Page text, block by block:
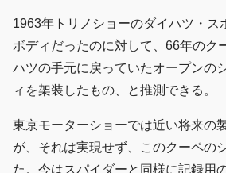
1963年トリノショーのダイハツ・ス
ボディだったのに対して、66年のク
ハツの手元に戻っていたオープンの
ィを架装したもの、と推測できる。
東京モーターショーでは近い将来の
が、それは実現せず、このクーペの
た。今はスパイダーと同様に記録用